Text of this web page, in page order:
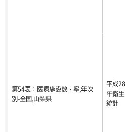
第54表：医療施設数・率,年次
別-全国,山梨県
平成28
年衛生
統計